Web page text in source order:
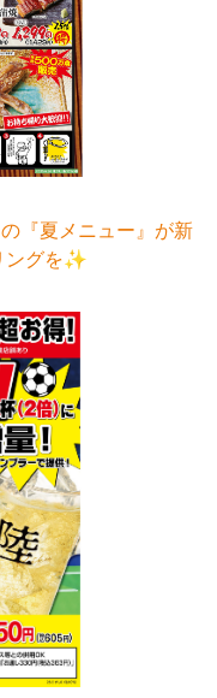
『夏メニュー』が新
ングを✨